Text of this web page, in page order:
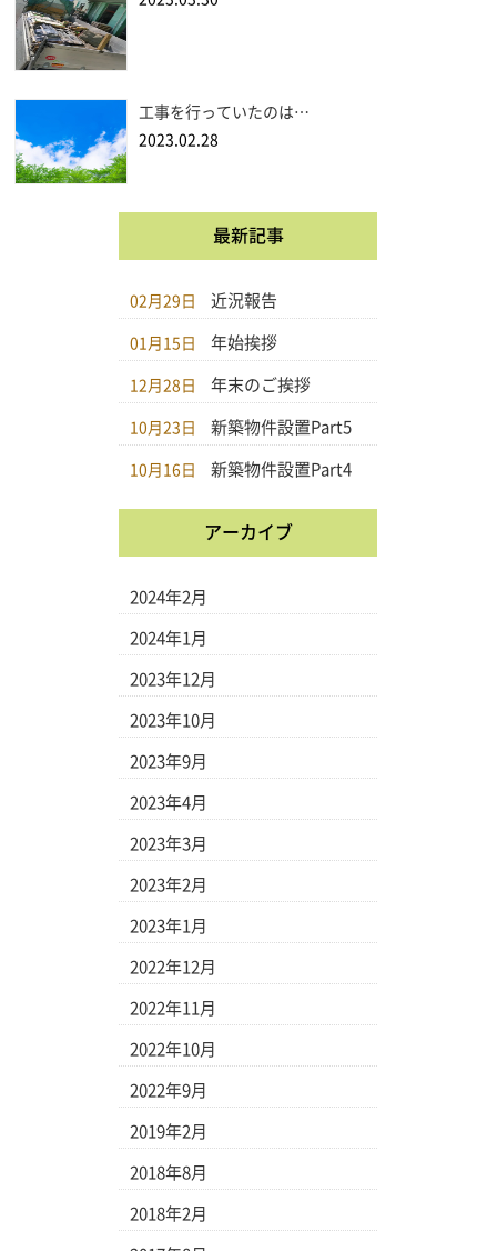
工事を行っていたのは…
2023.02.28
最新記事
02月29日 近況報告
01月15日 年始挨拶
12月28日 年末のご挨拶
10月23日 新築物件設置Part5
10月16日 新築物件設置Part4
アーカイブ
2024年2月
2024年1月
2023年12月
2023年10月
2023年9月
2023年4月
2023年3月
2023年2月
2023年1月
2022年12月
2022年11月
2022年10月
2022年9月
2019年2月
2018年8月
2018年2月